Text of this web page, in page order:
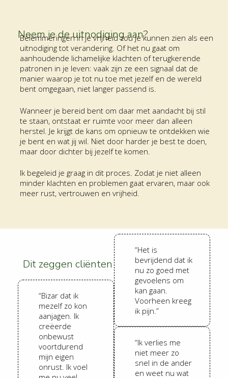
Neem je de uitnodiging aan?
Belemmeringen in je vrijheid zou je kunnen zien als een
uitnodiging tot verandering. Of het nu gaat om
aanhoudende lichamelijke klachten of terugkerende
patronen in je leven: vaak zijn ze een signaal dat de
manier waarop je tot nu toe met jezelf en de wereld
bent omgegaan, niet langer passend is.
Wanneer je bereid bent om daar met aandacht bij stil
te staan, ontstaat er ruimte voor meer dan alleen
herstel. Je krijgt de kans om opnieuw te ontdekken wie
je bent en wat jij wil. Niet door harder je best te doen,
maar door dichter bij jezelf te komen.
Ik begeleid je graag in dit proces. Zodat je niet alleen
minder klachten en problemen gaat ervaren, maar ook
meer rust, vertrouwen en vrijheid.
Dit zeggen cliënten
“Bizar dat ik
mezelf zo kon
aanjagen. Ik
creëerde
onbewust
voortdurend
mijn eigen
onrust. Ik voel
“Het is
bevrijdend dat ik
nu zo goed met
gevoelens om
kan gaan.
Voorheen kreeg
ik pijn.”
“Ik verlies me
niet meer zo
snel in de ander
en weet nu wat